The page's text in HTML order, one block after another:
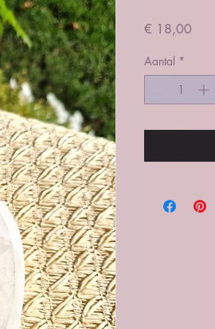
€ 18,00
Aantal *